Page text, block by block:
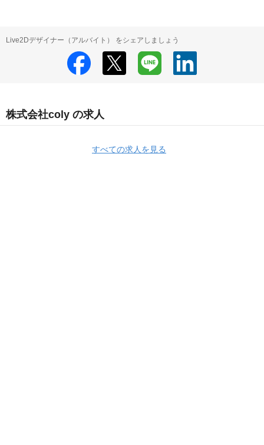
Live2Dデザイナー（アルバイト） をシェアしましょう
株式会社coly の求人
すべての求人を見る